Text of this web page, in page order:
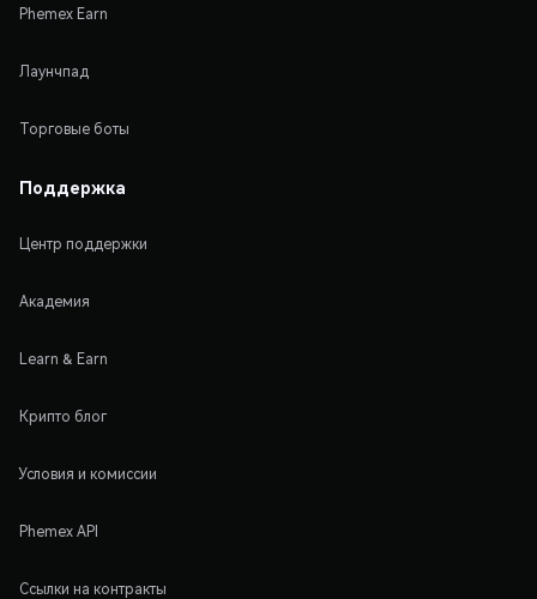
Phemex Earn
Лаунчпад
Торговые боты
Поддержка
Центр поддержки
Академия
Learn & Earn
Крипто блог
Условия и комиссии
Phemex API
Ссылки на контракты